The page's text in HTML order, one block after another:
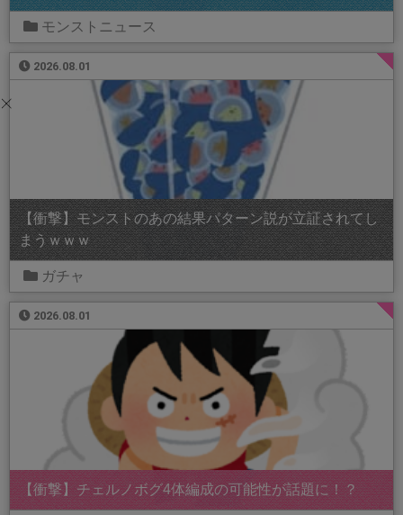
モンストニュース
2026.08.01
【衝撃】モンストのあの結果パターン説が立証されてし
まうｗｗｗ
ガチャ
2026.08.01
【衝撃】チェルノボグ4体編成の可能性が話題に！？